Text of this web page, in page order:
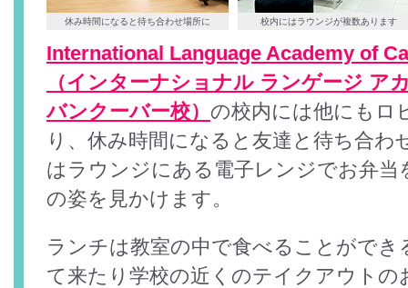
休み時間になると待ち合わせ場所に 校内にはラウンジが複数あります
International Language Academy of
（インターナショナル ランゲージ ア
バンクーバー校） の校内には他にもロ
り、休み時間になると友達と待ち合わ
はラウンジにある電子レンジでお弁当
の姿を見かけます。
ランチは教室の中で食べることができ
て来たり学校の近くのテイクアウトの